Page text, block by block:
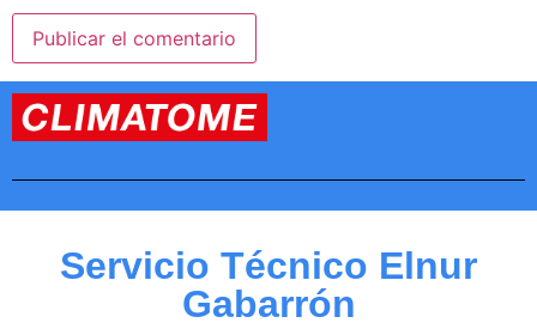
Servicio Técnico Elnur
Gabarrón